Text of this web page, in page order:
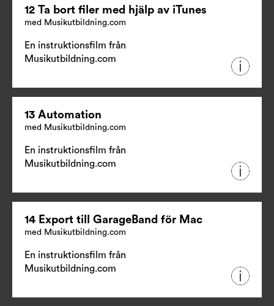
12 Ta bort filer med hjälp av iTunes
med Musikutbildning.com
En instruktionsfilm från
Musikutbildning.com
13 Automation
med Musikutbildning.com
En instruktionsfilm från
Musikutbildning.com
14 Export till GarageBand för Mac
med Musikutbildning.com
En instruktionsfilm från
Musikutbildning.com